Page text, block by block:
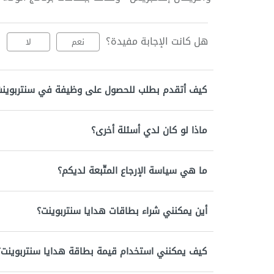
هل كانت الإجابة مفيدة؟ نعم لا
كيف أتقدم بطلب للحصول على وظيفة في
ماذا لو كان لدي أسئلة أخرى؟
ما هي سياسة الإرجاع المتّبعة لديكم؟
أين يمكنني شراء بطاقات هدايا سنتربوينت؟
كيف يمكنني استخدام قيمة بطاقة هدايا